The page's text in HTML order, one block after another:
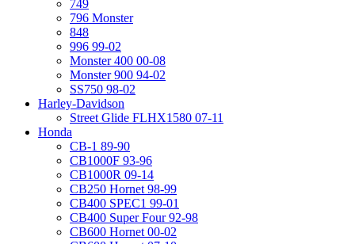
749
796 Monster
848
996 99-02
Monster 400 00-08
Monster 900 94-02
SS750 98-02
Harley-Davidson
Street Glide FLHX1580 07-11
Honda
CB-1 89-90
CB1000F 93-96
CB1000R 09-14
CB250 Hornet 98-99
CB400 SPEC1 99-01
CB400 Super Four 92-98
CB600 Hornet 00-02